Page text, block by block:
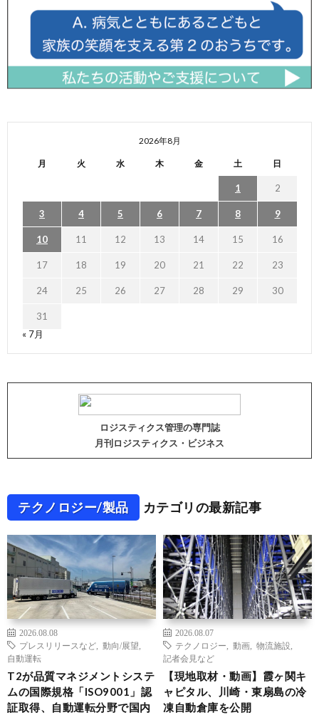
2026年8月
月 火 水 木 金 土 日
1 2
3 4 5 6 7 8 9
10 11 12 13 14 15 16
17 18 19 20 21 22 23
24 25 26 27 28 29 30
31
« 7月
ロジスティクス管理の専門誌
月刊ロジスティクス・ビジネス
テクノロジー/製品 カテゴリの最新記事
2026.08.08
プレスリリースなど
動向/展望
自動運転
T2が品質マネジメントシステ
ムの国際規格「ISO9001」認
証取得、自動運転分野で国内
2026.08.07
テクノロジー
動画 物流施設
記者会見など
【現地取材・動画】霞ヶ関キ
ャピタル、川崎・東扇島の冷
凍自動倉庫を公開